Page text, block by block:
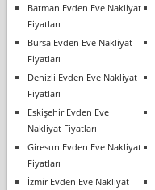
Batman Evden Eve Nakliyat
Fiyatları
Bursa Evden Eve Nakliyat
Fiyatları
Denizli Evden Eve Nakliyat
Fiyatları
Eskişehir Evden Eve
Nakliyat Fiyatları
Giresun Evden Eve Nakliyat
Fiyatları
İzmir Evden Eve Nakliyat